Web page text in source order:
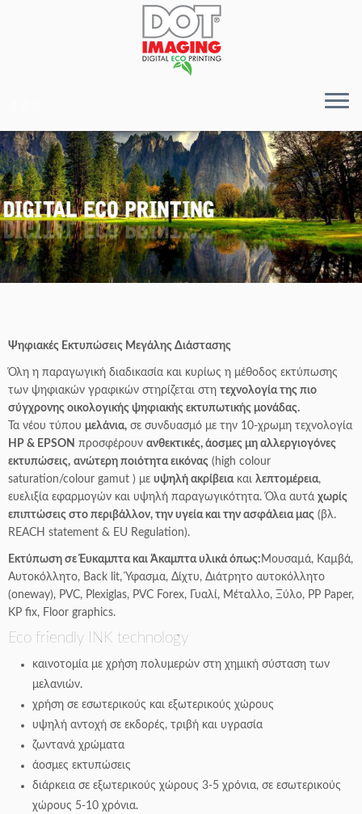
Ψηφιακές Εκτυπώσεις Μεγάλης Διάστασης
Όλη η παραγωγική διαδικασία και κυρίως η μέθοδος εκτύπωσης
των ψηφιακών γραφικών στηρίζεται στη τεχνολογία της πιο
σύγχρονης οικολογικής ψηφιακής εκτυπωτικής μονάδας.
Τα νέου τύπου μελάνια, σε συνδυασμό με την 10-χρωμη τεχνολογία
HP & EPSON προσφέρουν ανθεκτικές, άοσμες μη αλλεργιογόνες
εκτυπώσεις, ανώτερη ποιότητα εικόνας (high colour
saturation/colour gamut ) με υψηλή ακρίβειακαι λεπτομέρεια,
ευελιξία εφαρμογών και υψηλή παραγωγικότητα. Όλα αυτά χωρίς
επιπτώσεις στο περιβάλλον, την υγεία και την ασφάλεια μας (βλ.
REACH statement & EU Regulation).
Εκτύπωση σε Έυκαμπτα και Άκαμπτα υλικά όπως: Μουσαµά, Kαµβά,
Αυτοκόλλητο, Back lit, Ύφασµα, Δίχτυ, Διάτρητο αυτοκόλλητο
(oneway), PVC, Plexiglas, PVC Forex, Γυαλί, Μέταλλο, Ξύλο, PP Paper,
KP fix, Floor graphics.
Eco friendly INK technology
καινοτομία με χρήση πολυμερών στη χημική σύσταση των
μελανιών.
χρήση σε εσωτερικούς και εξωτερικούς χώρους
υψηλή αντοχή σε εκδορές, τριβή και υγρασία
ζωντανά χρώματα
άοσμες εκτυπώσεις
διάρκεια σε εξωτερικούς χώρους 3-5 χρόνια, σε εσωτερικούς
χώρους 5-10 χρόνια.